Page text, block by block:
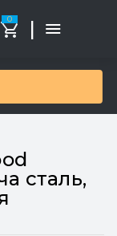
0 |
сталь,